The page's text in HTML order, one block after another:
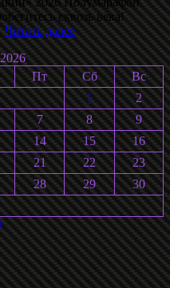
сквозь века!
Читать далее:
Ростовский
полумарафон
2026
Пт Сб
Вс
1
2
7 8
9
14 15
16
21 22
23
28 29
30